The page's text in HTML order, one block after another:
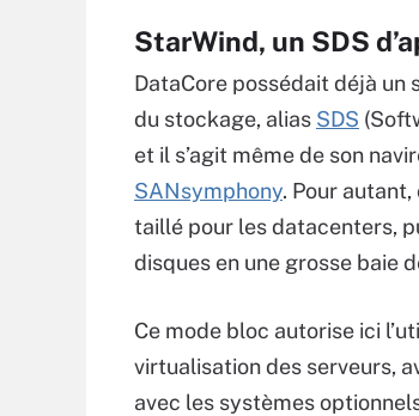
StarWind, un SDS
DataCore possédait déjà
du stockage, alias SDS
et il s’agit même de son
SANsymphony. Pour
taillé pour les datacenters,
disques en une grosse baie
Ce mode bloc autorise ici
virtualisation des serveurs,
avec les systèmes